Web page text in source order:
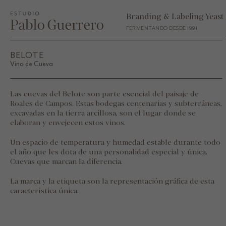
Branding & Labeling Yeast
FERMENTANDO DESDE 1991
BELOTE
Vino de Cueva
Las cuevas del Belote son parte esencial del paisaje de
Roales de Campos. Estas bodegas centenarias y subterráneas,
excavadas en la tierra arcillosa, son el lugar donde se
elaboran y envejecen estos vinos.
Un espacio de temperatura y humedad estable durante todo
el año que les dota de una personalidad especial y única.
Cuevas que marcan la diferencia.
La marca y la etiqueta son la representación gráfica de esta
característica única.